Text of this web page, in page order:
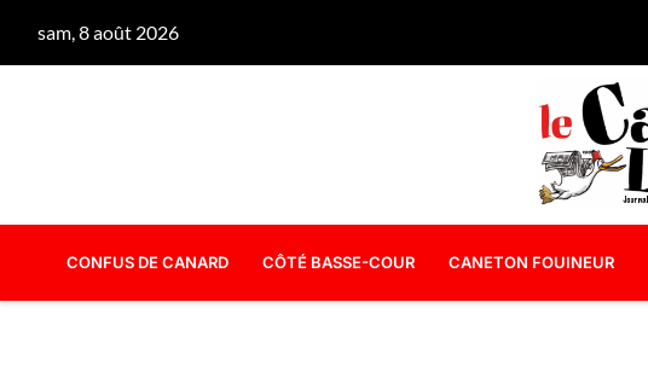
sam, 8 août 2026
CONFUS DE CANARD CÔTÉ BASSE-COUR CANETON FOUINEUR